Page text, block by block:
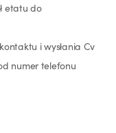
etatu do
i wysłania Cv
numer telefonu